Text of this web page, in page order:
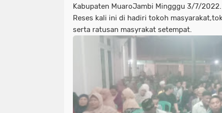
Kabupaten MuaroJambi Mingggu 3/7/2022.
Reses kali ini di hadiri tokoh
serta ratusan masyrakat setempat.